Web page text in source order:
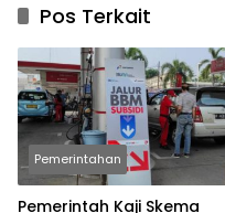
Pos Terkait
Pemerintahan
Pemerintah Kaji Skema